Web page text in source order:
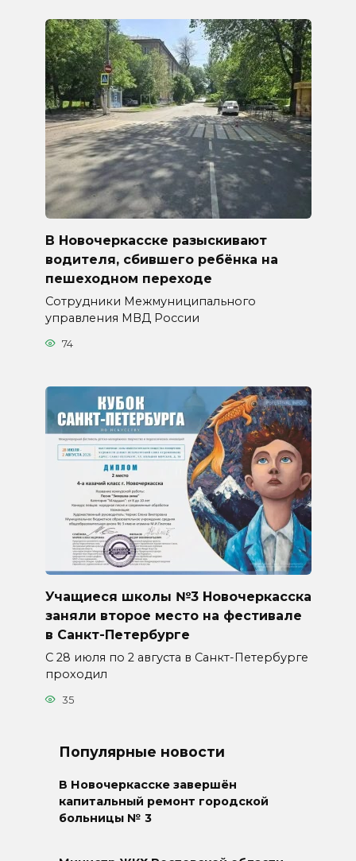
В Новочеркасске разыскивают
водителя, сбившего ребёнка на
пешеходном переходе
Сотрудники Межмуниципального
управления МВД России
74
Учащиеся школы №3 Новочеркасска
заняли второе место на фестивале
в Санкт-Петербурге
С 28 июля по 2 августа в Санкт-Петербурге
проходил
35
Популярные новости
В Новочеркасске завершён
капитальный ремонт городской
больницы № 3